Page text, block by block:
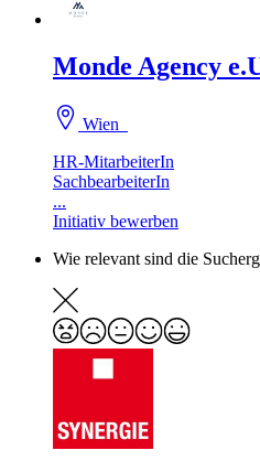
Monde Agency
Wien
HR-MitarbeiterIn
SachbearbeiterIn
...
Initiativ bewerben
Wie relevant sind die